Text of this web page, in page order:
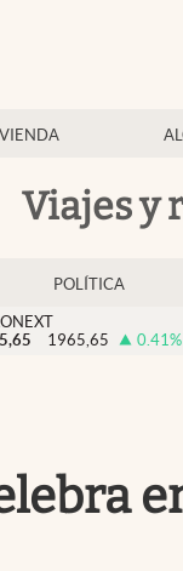
Viajes y
POLÍTICA
1965,65 0.41%